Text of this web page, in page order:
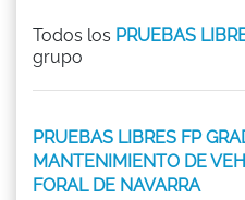
Todos los PRUEBAS
grupo
PRUEBAS LIBRES FP
MANTENIMIENTO DE
FORAL DE NAVARRA